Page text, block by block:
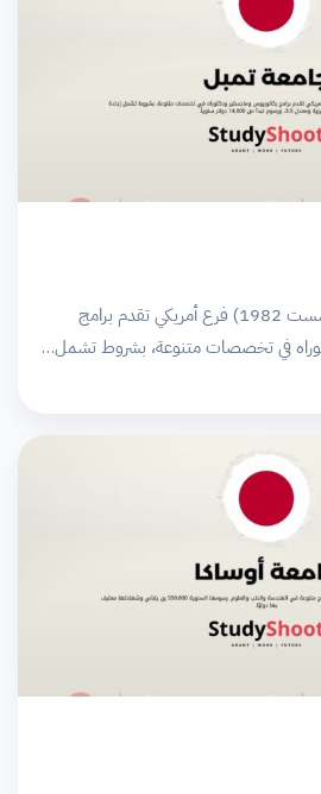
جامعة تمبل في اليابان (تأسست 1982) فرع أمريكي تقدم برامج
في تخصصات متنوعة، بشروط تشمل…